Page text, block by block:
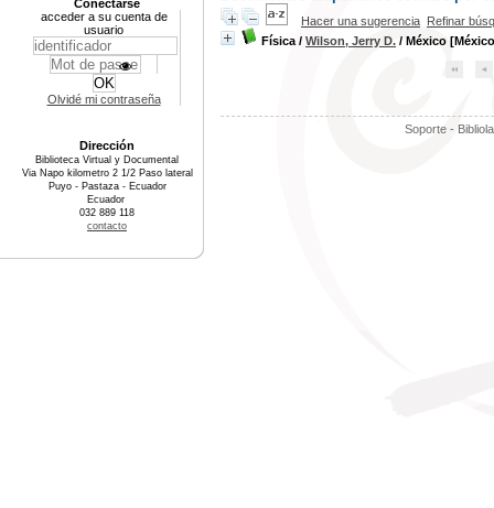
Hacer una sugerencia Refinar
Física / Wilson, Jerry D. / México
Soporte -
Conectarse
acceder a su cuenta de
usuario
Olvidé mi contraseña
Dirección
Biblioteca Virtual y Documental
Via Napo kilometro 2 1/2 Paso lateral
Puyo - Pastaza - Ecuador
Ecuador
032 889 118
contacto